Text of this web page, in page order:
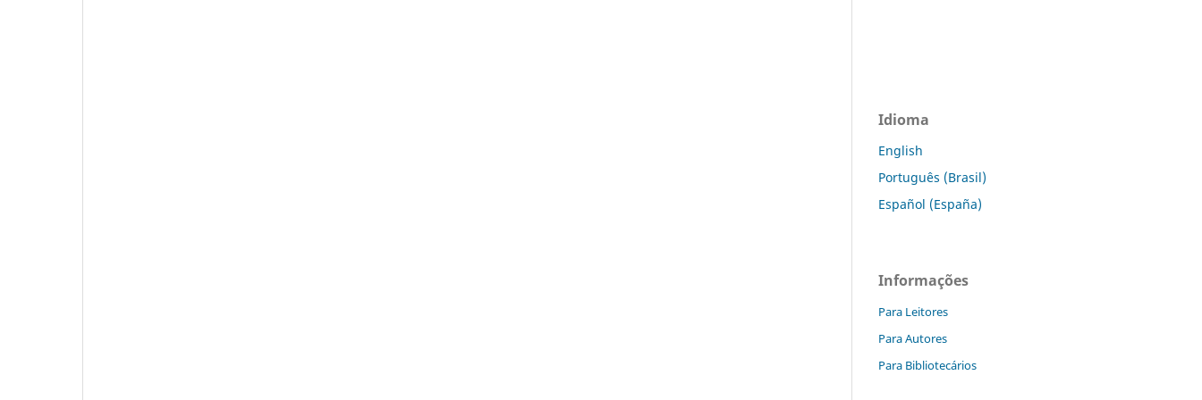
Idioma
English
Português (Brasil)
Español (España)
Informações
Para Leitores
Para Autores
Para Bibliotecários